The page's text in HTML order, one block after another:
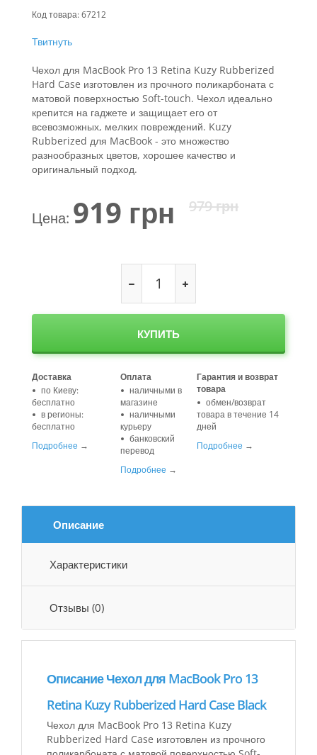
Код товара: 67212
Твитнуть
Чехол для MacBook Pro 13 Retina Kuzy Rubberized
Hard Case изготовлен из прочного поликарбоната с
матовой поверхностью Soft-touch. Чехол идеально
крепится на гаджете и защищает его от
всевозможных, мелких повреждений. Kuzy
Rubberized для MacBook - это множество
разнообразных цветов, хорошее качество и
оригинальный подход.
Цена: 919 грн 979грн
КУПИТЬ
Гарантия и возврат
товара
обмен/возврат
товара в течение 14
дней
Подробнее →
Доставка
по Киеву:
бесплатно
в регионы:
бесплатно
Подробнее →
Оплата
наличными в
магазине
наличными
курьеру
банковский
перевод
Подробнее →
Описание
Характеристики
Отзывы (0)
Описание Чехол для MacBook Pro 13
Retina Kuzy Rubberized Hard Case Black
Чехол для MacBook Pro 13 Retina Kuzy
Rubberized Hard Case изготовлен из прочного